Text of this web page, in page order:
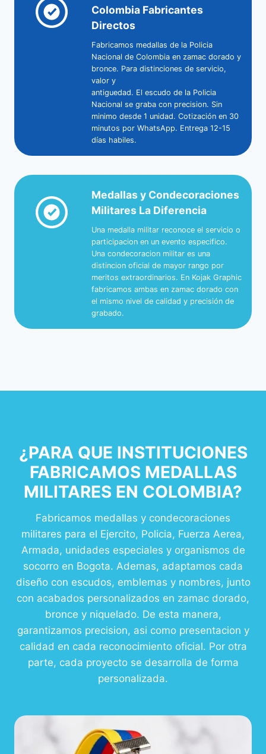
Colombia Fabricantes
Directos
Fabricamos medallas de la Policia
Nacional de Colombia en zamac dorado y
bronce. Para distinciones de servicio,
valor y
antiguedad. El escudo de la Policia
Nacional se graba con precision. Sin
minimo desde 1 unidad. Cotización en 30
minutos por WhatsApp. Entrega 12-15
días habiles.
Medallas y Condecoraciones
Militares La Diferencia
Una medalla militar reconoce el servicio o
participacion en un evento especifico.
Una condecoracion militar es una
distincion oficial de mayor rango por
meritos extraordinarios. En Kojak Graphic
fabricamos ambas en zamac dorado con
el mismo nivel de calidad y precisión de
grabado.
¿PARA QUE INSTITUCIONES
FABRICAMOS MEDALLAS
MILITARES EN COLOMBIA?
Fabricamos medallas y condecoraciones
militares para el Ejercito, Policia, Fuerza Aerea,
Armada, unidades especiales y organismos de
socorro en Bogota. Ademas, adaptamos cada
diseño con escudos, emblemas y nombres, junto
con acabados personalizados en zamac dorado,
bronce y niquelado. De esta manera,
garantizamos precision, asi como presentacion y
calidad en cada reconocimiento oficial. Por otra
parte, cada proyecto se desarrolla de forma
personalizada.